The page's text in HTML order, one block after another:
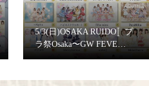
5/3(日)OSAKA RUIDO〚プ
ラ祭Osaka〜GW FEVE…